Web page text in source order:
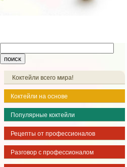
Коктейли всего мира!
Коктейли на основе
Популярные коктейли
Рецепты от профессионалов
Разговор с профессионалом